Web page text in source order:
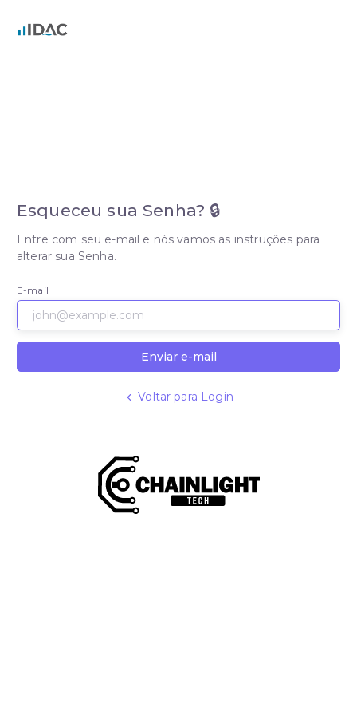
Esqueceu sua Senha? 🔒
Entre com seu e-mail e nós vamos as instruções para
alterar sua Senha.
E-mail
Enviar e-mail
Voltar para Login